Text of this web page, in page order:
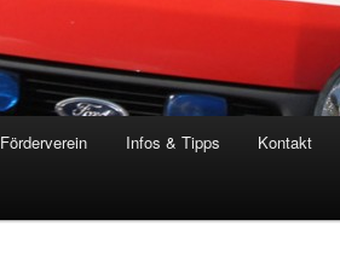
Förderverein Infos & Tipps Kontakt